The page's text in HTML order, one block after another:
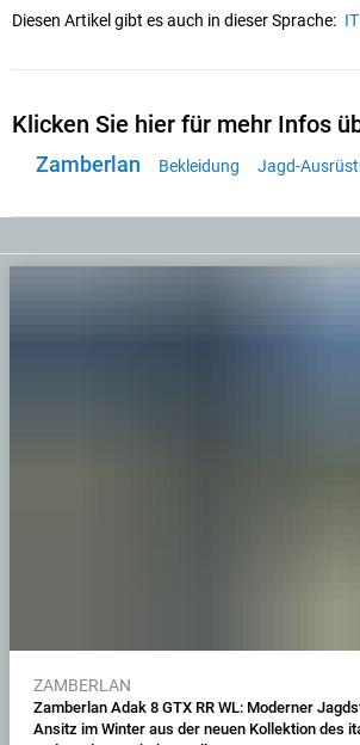
Diesen Artikel gibt es auch in dieser Sprache: IT
Klicken Sie hier für mehr Infos
Zamberlan Bekleidung Jagd-
ZAMBERLAN
Zamberlan Adak 8 GTX RR WL: Moderner
Ansitz im Winter aus der neuen Kollektion des